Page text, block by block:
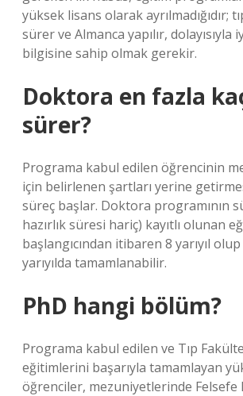
yüksek lisans olarak ayrılmadığıdır;
sürer ve Almanca yapılır, dolayısıyla
bilgisine sahip olmak gerekir.
Doktora en fazla
sürer?
Programa kabul edilen öğrencinin
için belirlenen şartları yerine
süreç başlar. Doktora programının
hazırlık süresi hariç) kayıtlı olunan
başlangıcından itibaren 8 yarıyıl
yarıyılda tamamlanabilir.
PhD hangi bölüm?
Programa kabul edilen ve Tıp
eğitimlerini başarıyla tamamlayan
öğrenciler, mezuniyetlerinde Felsefe